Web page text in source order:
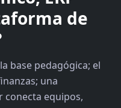
de
base pedagógica; el
una
conecta equipos,